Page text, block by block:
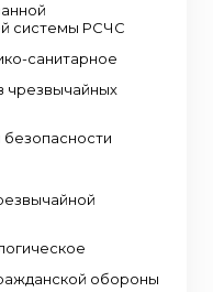
системы РСЧС
санитарное
чрезвычайных
обороны